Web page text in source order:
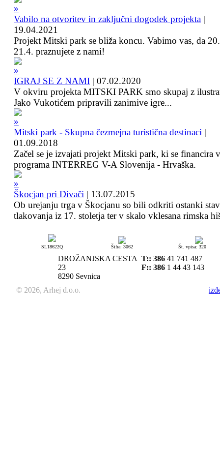
Vabilo na otvoritev in zaključni dogodek projekta |
19.04.2021
Projekt Mitski park se bliža koncu. Vabimo vas, da
21.4. praznujete z nami!
IGRAJ SE Z NAMI | 07.02.2020
V okviru projekta MITSKI PARK smo skupaj z
Jako Vukotićem pripravili zanimive igre...
Mitski park - Skupna čezmejna turistična destinaci |
01.09.2018
Začel se je izvajati projekt Mitski park, ki se financira
programa INTERREG V-A Slovenija - Hrvaška.
Škocjan pri Divači | 13.07.2015
Ob urejanju trga v Škocjanu so bili odkriti ostanki
tlakovanja iz 17. stoletja ter v skalo vklesana rimska
SL18622Q Šifra: 3062 Št. vpisa: 320
DROŽANJSKA CESTA
23
8290 Sevnica
T:: 386 41 741 487
F:: 386 1 44 43 143
© 2026, Arhej d.o.o.